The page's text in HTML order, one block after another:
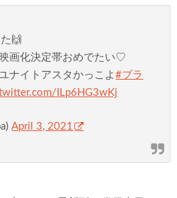
🙌
画化決定帯おめでたい♡
ナイトアスタかっこよ#ブラ
ILp6HG3wKj
April 3, 2021